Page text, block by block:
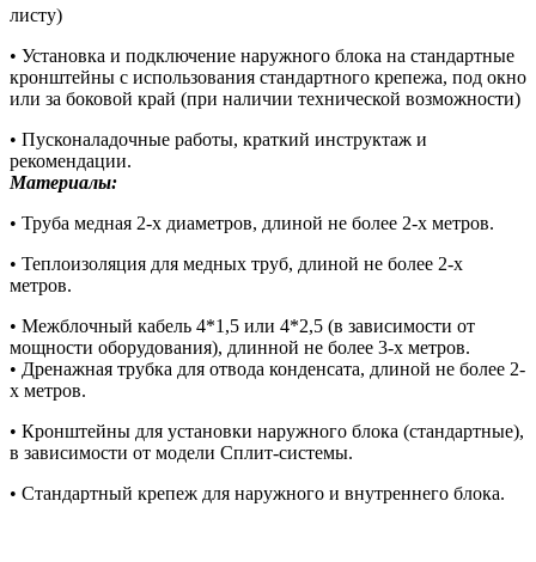
листу)
• Установка и подключение наружного блока на стандартные
кронштейны с использования стандартного крепежа, под окно
или за боковой край (при наличии технической возможности)
• Пусконаладочные работы, краткий инструктаж и
рекомендации.
Материалы:
• Труба медная 2-х диаметров, длиной не более 2-х метров.
• Теплоизоляция для медных труб, длиной не более 2-х
метров.
• Межблочный кабель 4*1,5 или 4*2,5 (в зависимости от
мощности оборудования), длинной не более 3-х метров.
• Дренажная трубка для отвода конденсата, длиной не более 2-
х метров.
• Кронштейны для установки наружного блока (стандартные),
в зависимости от модели Сплит-системы.
• Стандартный крепеж для наружного и внутреннего блока.